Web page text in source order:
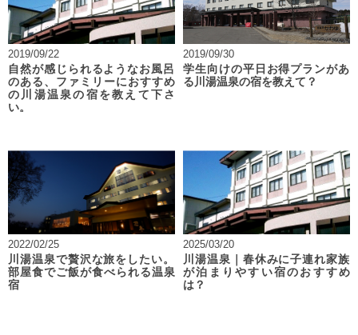
2019/09/22
自然が感じられるようなお風呂
のある、ファミリーにおすすめ
の川湯温泉の宿を教えて下さ
い。
2019/09/30
学生向けの平日お得プランがあ
る川湯温泉の宿を教えて？
2022/02/25
川湯温泉で贅沢な旅をしたい。
部屋食でご飯が食べられる温泉
宿
2025/03/20
川湯温泉｜春休みに子連れ家族
が泊まりやすい宿のおすすめ
は？